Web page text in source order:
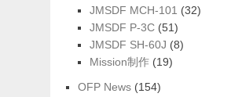
JMSDF MCH-101 (32)
JMSDF P-3C (51)
JMSDF SH-60J (8)
Mission制作 (19)
OFP News (154)